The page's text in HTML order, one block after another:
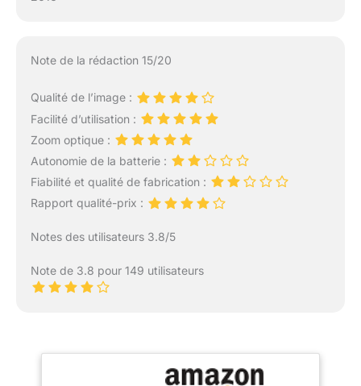
Note de la rédaction 15/20
Qualité de l’image :
Facilité d’utilisation :
Zoom optique :
Autonomie de la batterie :
Fiabilité et qualité de fabrication :
Rapport qualité-prix :
Notes des utilisateurs 3.8/5
Note de 3.8 pour 149 utilisateurs